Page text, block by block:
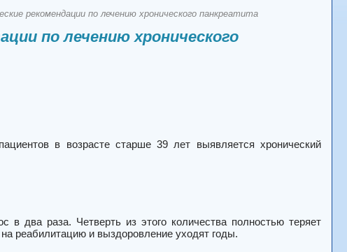
рекомендации по лечению хронического панкреатита
по лечению хронического
в возрасте старше 39 лет выявляется хронический
в два раза. Четверть из этого количества полностью теряет
реабилитацию и выздоровление уходят годы.